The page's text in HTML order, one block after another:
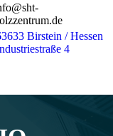
Birstein / Hessen
4